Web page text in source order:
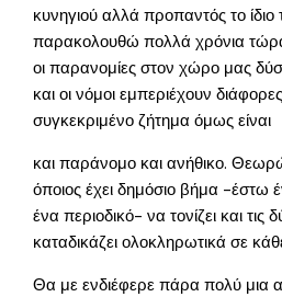
κυνηγιού αλλά προπαντός το
παρακολουθώ πολλά χρόνια
οι παρανομίες στον χώρο μας
και οι νόμοι εμπεριέχουν
συγκεκριμένο ζήτημα όμως είναι
και παράνομο και ανήθικο.
όποιος έχει δημόσιο βήμα -έστω
ένα περιοδικό- να τονίζει και τις
καταδικάζει ολοκληρωτικά σε
Θα με ενδιέφερε πάρα πολύ μια